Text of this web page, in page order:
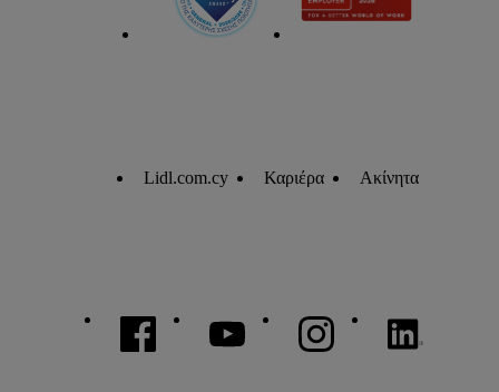
Lidl.com.cy Καριέρα Ακίνητα